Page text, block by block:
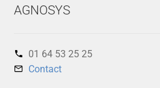
AGNOSYS
01 64 53 25 25‬
Contact